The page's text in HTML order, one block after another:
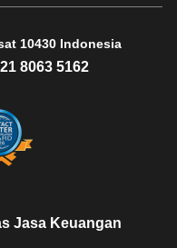
Jasa Keuangan
10430 Indonesia
8063 5162